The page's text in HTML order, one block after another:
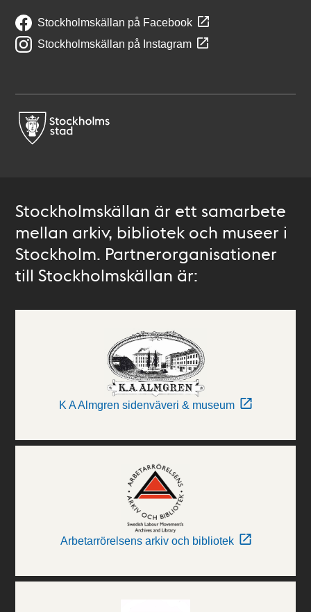
Stockholmskällan på Facebook
Stockholmskällan på Instagram
Stockholmskällan är ett samarbete
mellan arkiv, bibliotek och museer i
Stockholm. Partnerorganisationer
till Stockholmskällan är:
K A Almgren sidenväveri & museum
Arbetarrörelsens arkiv och bibliotek